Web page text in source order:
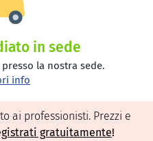
in sede
la nostra sede.
info
ai professionisti. Prezzi e
gratuitamente!